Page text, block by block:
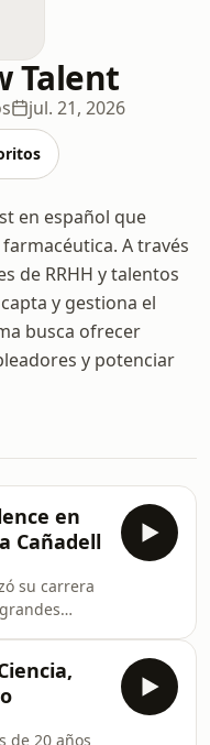
Talent
jul. 21, 2026
en español que
A través
de RRHH y talentos
y gestiona el
busca ofrecer
y potenciar
en
Cañadell
su carrera
casi por
los
empezaban
de 20 años